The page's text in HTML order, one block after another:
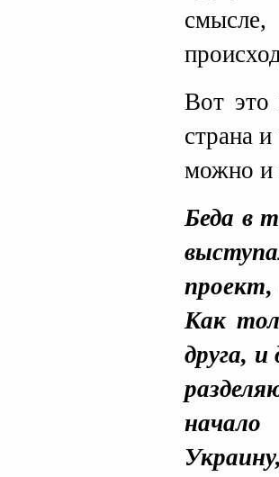
Вот это
страна
можно и
Беда в
Как
друга,